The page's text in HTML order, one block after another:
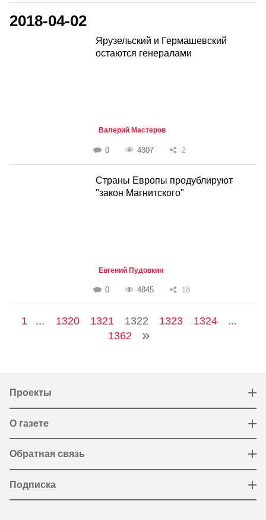
2018-04-02
Ярузельский и Гермашевский
остаются генералами
Валерий Мастеров
0 4307 2
Страны Европы продублируют
"закон Магнитского"
Евгений Пудовкин
0 4845 18
1 ... 1320 1321 1322 1323 1324
...
1362
Проекты
О газете
Обратная связь
Подписка